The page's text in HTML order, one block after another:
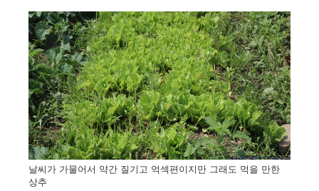
날씨가 가물어서 약간 질기고 억섹편이지만 그래도 먹을 만한
상추